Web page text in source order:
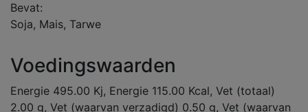
Bevat:
Soja, Mais, Tarwe
Voedingswaarden
Energie 495.00 Kj, Energie 115.00 Kcal, Vet (totaal)
2.00 g, Vet (waarvan verzadigd) 0.50 g, Vet (waarvan